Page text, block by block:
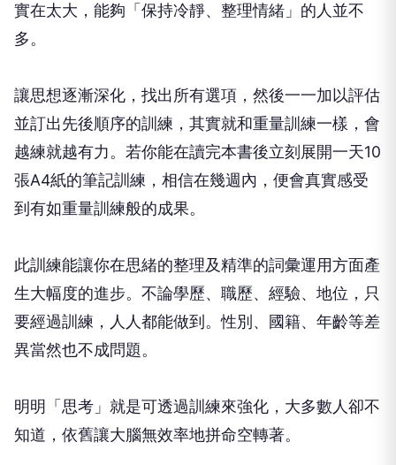
實在太大，能夠「保持冷靜、整理情緒」的人並不
多。
讓思想逐漸深化，找出所有選項，然後一一加以評估
並訂出先後順序的訓練，其實就和重量訓練一樣，會
越練就越有力。若你能在讀完本書後立刻展開一天10
張A4紙的筆記訓練，相信在幾週內，便會真實感受
到有如重量訓練般的成果。
此訓練能讓你在思緒的整理及精準的詞彙運用方面產
生大幅度的進步。不論學歷、職歷、經驗、地位，只
要經過訓練，人人都能做到。性別、國籍、年齡等差
異當然也不成問題。
明明「思考」就是可透過訓練來強化，大多數人卻不
知道，依舊讓大腦無效率地拼命空轉著。